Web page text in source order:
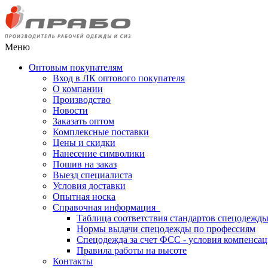
Меню
Оптовым покупателям
Вход в ЛК оптового покупателя
О компании
Производство
Новости
Заказать оптом
Комплексные поставки
Цены и скидки
Нанесение символики
Пошив на заказ
Выезд специалиста
Условия доставки
Опытная носка
Справочная информация
Таблица соответствия стандартов спецодежды
Нормы выдачи спецодежды по профессиям
Спецодежда за счет ФСС - условия
Правила работы на высоте
Контакты